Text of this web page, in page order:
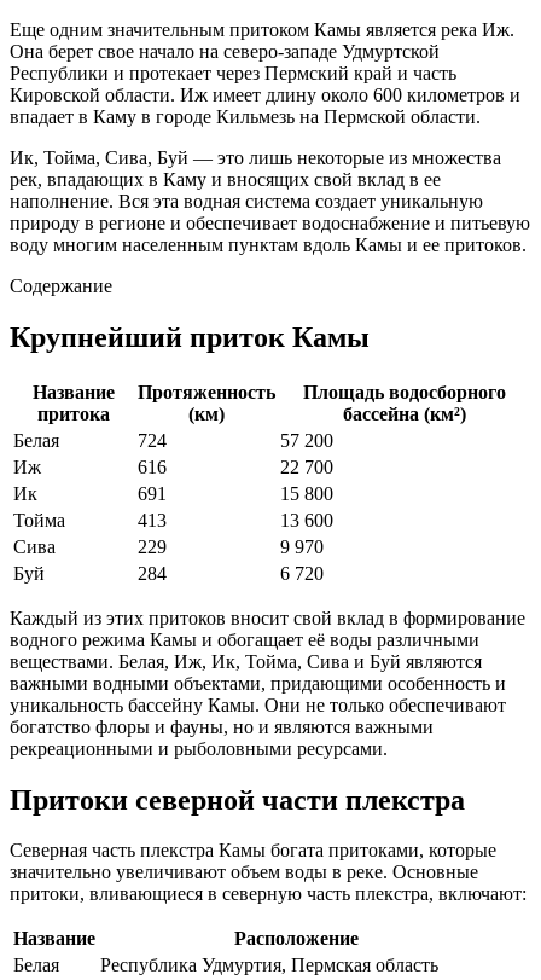
Еще одним значительным притоком Камы является река Иж.
Она берет свое начало на северо-западе Удмуртской
Республики и протекает через Пермский край и часть
Кировской области. Иж имеет длину около 600 километров и
впадает в Каму в городе Кильмезь на Пермской области.
Ик, Тойма, Сива, Буй — это лишь некоторые из множества
рек, впадающих в Каму и вносящих свой вклад в ее
наполнение. Вся эта водная система создает уникальную
природу в регионе и обеспечивает водоснабжение и питьевую
воду многим населенным пунктам вдоль Камы и ее притоков.
Содержание
Крупнейший приток Камы
Название
притока
Протяженность
(км)
Площадь водосборного
бассейна (км²)
Белая
724
57 200
Иж
616
22 700
Ик
691
15 800
Тойма
413
13 600
Сива
229
9 970
Буй
284 6 720
Каждый из этих притоков вносит свой вклад в формирование
водного режима Камы и обогащает её воды различными
веществами. Белая, Иж, Ик, Тойма, Сива и Буй являются
важными водными объектами, придающими особенность и
уникальность бассейну Камы. Они не только обеспечивают
богатство флоры и фауны, но и являются важными
рекреационными и рыболовными ресурсами.
Притоки северной части плекстра
Северная часть плекстра Камы богата притоками, которые
значительно увеличивают объем воды в реке. Основные
притоки, вливающиеся в северную часть плекстра, включают:
Название
Расположение
Белая
Республика Удмуртия, Пермская область